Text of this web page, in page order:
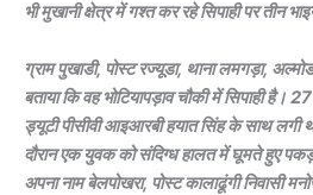
भी मुखानी क्षेत्र में गश्त कर रहे सिपाही पर तीन
ग्राम पुखाडी, पोस्ट रज्यूडा, थाना लमगड़ा,
बताया कि वह भोटियापड़ाव चौकी में सिपाही है।
ड्यूटी पीसीवी आइआरबी हयात सिंह के साथ लगी
दौरान एक युवक को संदिग्ध हालत में घूमते हुए
अपना नाम बेलपोखरा, पोस्ट कालाढूंगी निवासी